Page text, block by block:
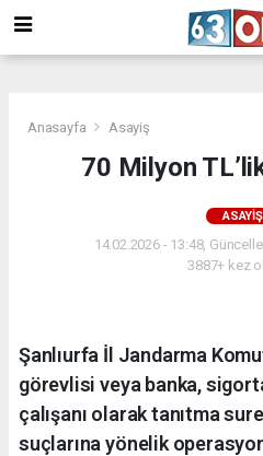
Anasayfa Asayiş
70 Milyon
ASAYIŞ
14.02.2026 - 13:48,
3887+ kez
Şanlıurfa İl Jandarma
görevlisi veya banka,
çalışanı olarak tanıtma
suçlarına yönelik